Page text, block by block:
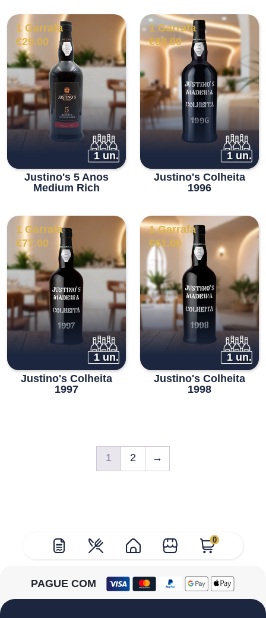
0
1 Garrafa
€29.00
1 un.
Justino's 5 Anos
Medium Rich
1 Garrafa
€68.00
1 un.
Justino's Colheita
1996
1 Garrafa
€77.00
1 un.
Justino's Colheita
1997
1 Garrafa
€61.00
1 un.
Justino's Colheita
1998
1 2 →
PAGUE COM